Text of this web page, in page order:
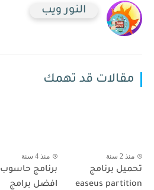
النور ويب
مقالات قد تهمك
منذ 2 سنة
تحميل برنامج
easeus partition
منذ 4 سنة
برنامج حاسوب
افضل برامج